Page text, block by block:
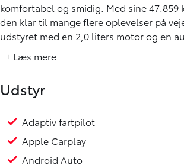
komfortabel og smidig. Med sine 47.859
den klar til mange flere oplevelser på
udstyret med en 2,0 liters motor og en
og en rummelig kabine tilbyder den
- Apple Carplay (trådløs)
- Android Auto
- Bakkamera
- Bluetooth med ratbetjening
+ Læs mere
Udstyr
Adaptiv fartpilot
Apple Carplay
Android Auto
Stofindtræk
Auto hold
Isofix
Vejbaneassistent
Hybrid
Ikke ryger
TOYOTA APPROVED USED - Brugt
Mulighed for TOYOTA RELAX - op
Fjernbetjent centrallås
Servo
USB stik
El-spejle
ABS
Alarm
Antispin
ESP
Service bog